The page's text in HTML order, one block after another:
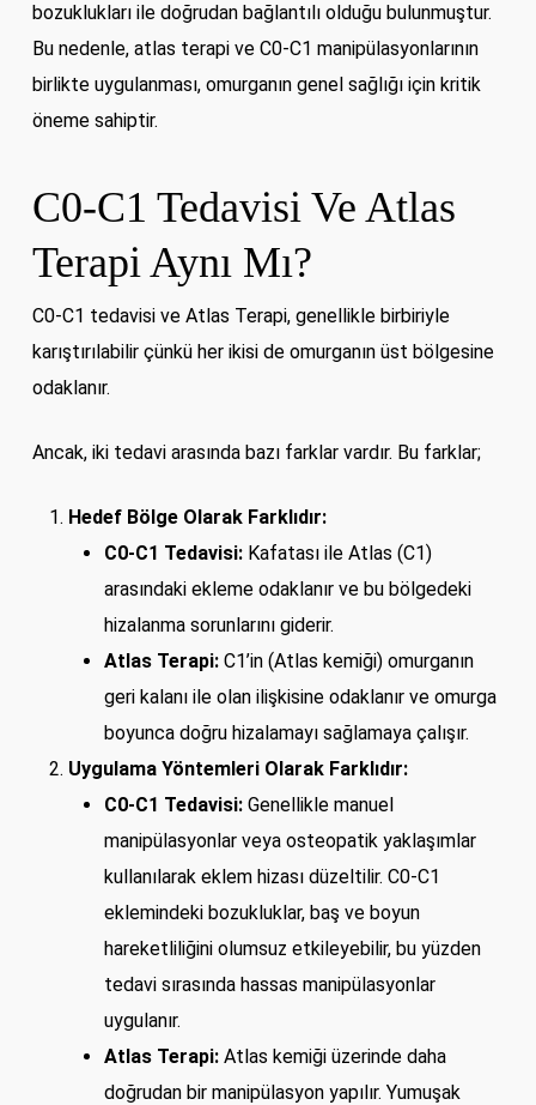
bozuklukları ile doğrudan bağlantılı olduğu bulunmuştur.
Bu nedenle, atlas terapi ve C0-C1 manipülasyonlarının
birlikte uygulanması, omurganın genel sağlığı için kritik
öneme sahiptir.
C0-C1 Tedavisi Ve Atlas
Terapi Aynı Mı?
C0-C1 tedavisi ve Atlas Terapi, genellikle birbiriyle
karıştırılabilir çünkü her ikisi de omurganın üst bölgesine
odaklanır.
Ancak, iki tedavi arasında bazı farklar vardır. Bu farklar;
Hedef Bölge Olarak Farklıdır:
C0-C1 Tedavisi:Kafatası ile Atlas (C1)
arasındaki ekleme odaklanır ve bu bölgedeki
hizalanma sorunlarını giderir.
Atlas Terapi:C1’in (Atlas kemiği) omurganın
geri kalanı ile olan ilişkisine odaklanır ve omurga
boyunca doğru hizalamayı sağlamaya çalışır.
Uygulama Yöntemleri Olarak Farklıdır:
C0-C1 Tedavisi:Genellikle manuel
manipülasyonlar veya osteopatik yaklaşımlar
kullanılarak eklem hizası düzeltilir. C0-C1
eklemindeki bozukluklar, baş ve boyun
hareketliliğini olumsuz etkileyebilir, bu yüzden
tedavi sırasında hassas manipülasyonlar
uygulanır.
Atlas Terapi:Atlas kemiği üzerinde daha
doğrudan bir manipülasyon yapılır. Yumuşak